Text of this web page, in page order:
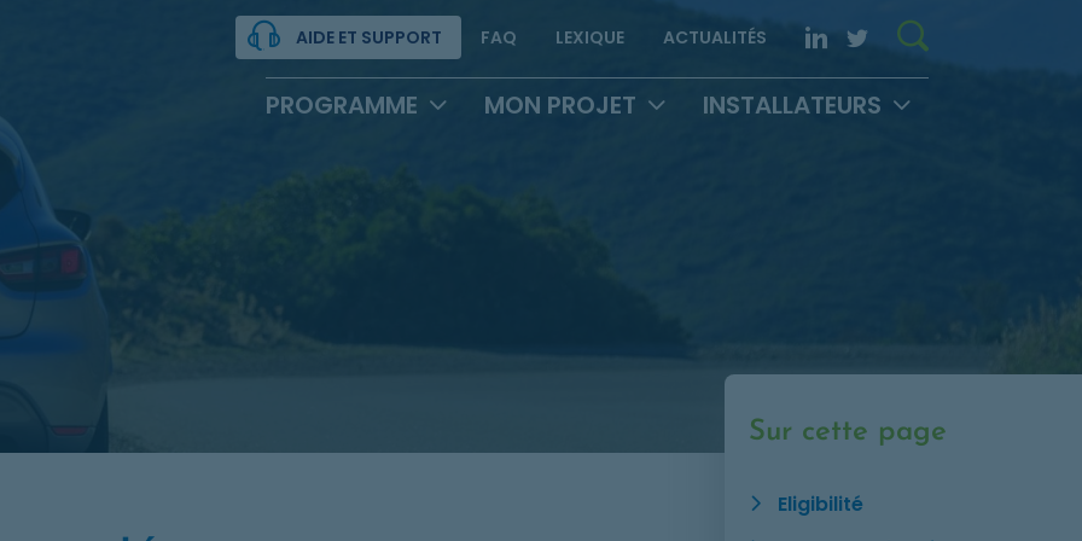
AIDE ET SUPPORT FAQ LEXIQUE ACTUALITÉS LinkedIn. Opens in new
Twitter. Opens in
PROGRAMME MON PROJET INSTALLATEURS
Sur cette page
Eligibilité